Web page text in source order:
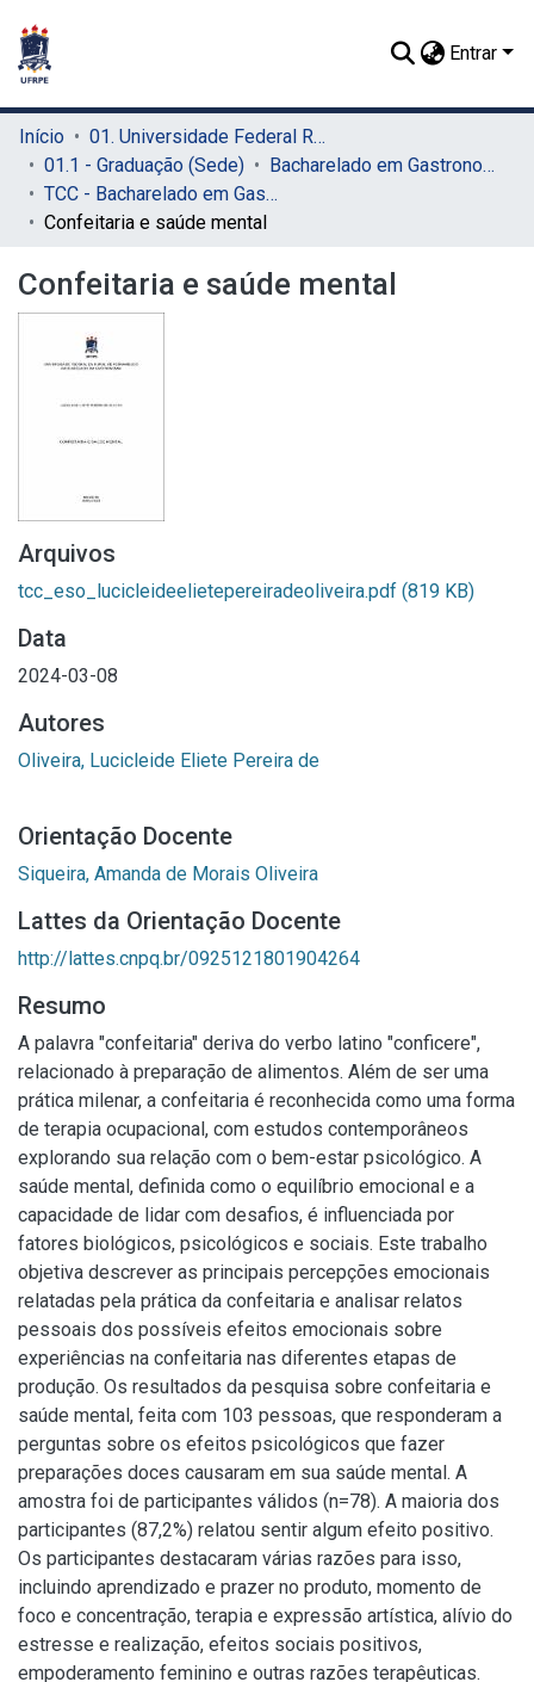
Entrar
Início
01. Universidade Federal Rural de Pernambuco - UFRPE (Sede)
01.1 - Graduação (Sede)
Bacharelado em Gastronomia (Sede)
TCC - Bacharelado em Gastronomia (Sede)
Confeitaria e saúde mental
Confeitaria e saúde mental
Arquivos
tcc_eso_lucicleideelietepereiradeoliveira.pdf (819 KB)
Data
2024-03-08
Autores
Oliveira, Lucicleide Eliete Pereira de
Orientação Docente
Siqueira, Amanda de Morais Oliveira
Lattes da Orientação Docente
http://lattes.cnpq.br/0925121801904264
Resumo
A palavra "confeitaria" deriva do verbo latino "conficere",
relacionado à preparação de alimentos. Além de ser uma
prática milenar, a confeitaria é reconhecida como uma forma
de terapia ocupacional, com estudos contemporâneos
explorando sua relação com o bem-estar psicológico. A
saúde mental, definida como o equilíbrio emocional e a
capacidade de lidar com desafios, é influenciada por
fatores biológicos, psicológicos e sociais. Este trabalho
objetiva descrever as principais percepções emocionais
relatadas pela prática da confeitaria e analisar relatos
pessoais dos possíveis efeitos emocionais sobre
experiências na confeitaria nas diferentes etapas de
produção. Os resultados da pesquisa sobre confeitaria e
saúde mental, feita com 103 pessoas, que responderam a
perguntas sobre os efeitos psicológicos que fazer
preparações doces causaram em sua saúde mental. A
amostra foi de participantes válidos (n=78). A maioria dos
participantes (87,2%) relatou sentir algum efeito positivo.
Os participantes destacaram várias razões para isso,
incluindo aprendizado e prazer no produto, momento de
foco e concentração, terapia e expressão artística, alívio do
estresse e realização, efeitos sociais positivos,
empoderamento feminino e outras razões terapêuticas.